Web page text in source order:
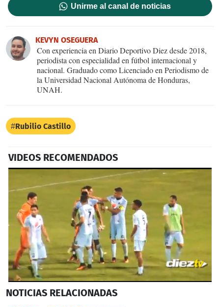
Unirme al canal de noticias
KEVYN OSEGUERA
Con experiencia en Diario Deportivo Diez desde 2018,
periodista con especialidad en fútbol internacional y
nacional. Graduado como Licenciado en Periodismo de
la Universidad Nacional Autónoma de Honduras,
UNAH.
Rubilio Castillo
VIDEOS RECOMENDADOS
seconds
NOTICIAS RELACIONADAS